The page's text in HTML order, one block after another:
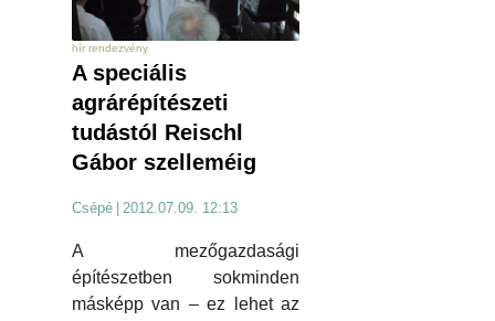
hír rendezvény
A speciális
agrárépítészeti
tudástól Reischl
Gábor szelleméig
Csépé | 2012.07.09. 12:13
A mezőgazdasági
építészetben sokminden
másképp van – ez lehet az